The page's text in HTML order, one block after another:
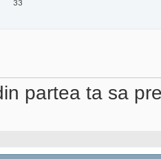
33
partea ta sa